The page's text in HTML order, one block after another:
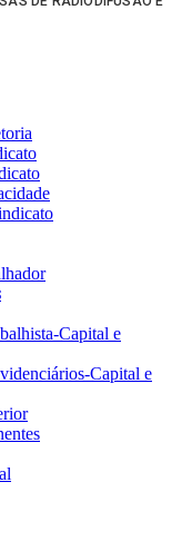
Capital e
Capital e